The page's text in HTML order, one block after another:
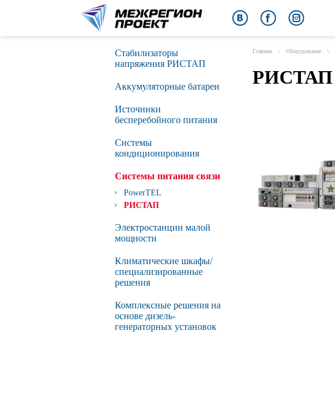
Стабилизаторы
напряжения РИСТАП
Аккумуляторные батареи
Источники
бесперебойного питания
Сиcтемы
кондиционирования
Системы питания связи
PowerTEL
РИСТАП
Электростанции малой
мощности
Климатические шкафы/
специализированные
решения
Комплексные решения на
основе дизель-
генераторных установок
Главная \ Оборудование \
РИСТАП